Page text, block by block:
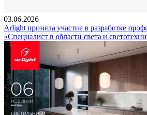
03.06.2026
Arlight приняла участие в разработке
«Специалист в области света и